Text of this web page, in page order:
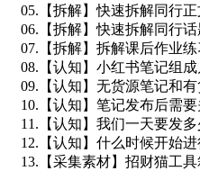
05.【拆解】快速拆解同行正
06.【拆解】快速拆解同行话
07.【拆解】拆解课后作业练
08.【认知】小红书笔记组
09.【认知】无货源笔记和
10.【认知】笔记发布后需
11.【认知】我们一天要发
12.【认知】什么时候开始
13.【采集素材】招财猫工